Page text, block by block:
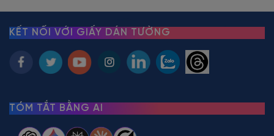
KẾT NỐI VỚI GIẤY DÁN TƯỜNG
TÓM TẮT BẰNG AI